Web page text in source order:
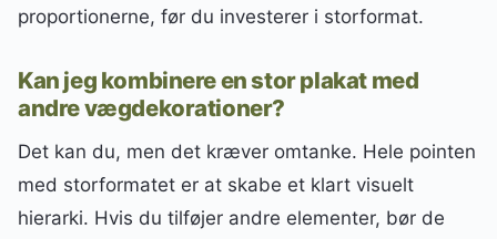
proportionerne, før du investerer i storformat.
Kan jeg kombinere en stor plakat med
andre vægdekorationer?
Det kan du, men det kræver omtanke. Hele pointen
med storformatet er at skabe et klart visuelt
hierarki. Hvis du tilføjer andre elementer, bør de